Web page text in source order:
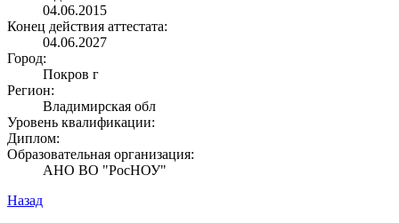
04.06.2015
Конец действия аттестата:
04.06.2027
Город:
Покров г
Регион:
Владимирская обл
Уровень квалификации:
Диплом:
Образовательная организация:
АНО ВО "РосНОУ"
Назад